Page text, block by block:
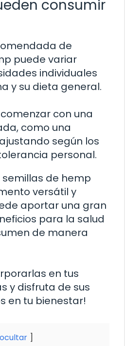
consumir
de
puede variar
individuales
y su dieta general.
con una
como una
según los
personal.
semillas de hemp
versátil y
aportar una gran
para la salud
de manera
en tus
y disfruta de sus
en tu bienestar!
ocultar